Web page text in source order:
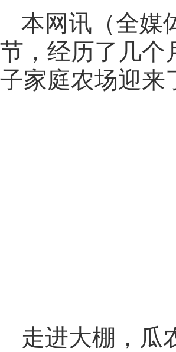
本网讯（全媒
节，经历了几个
子家庭农场迎来
走进大棚，瓜